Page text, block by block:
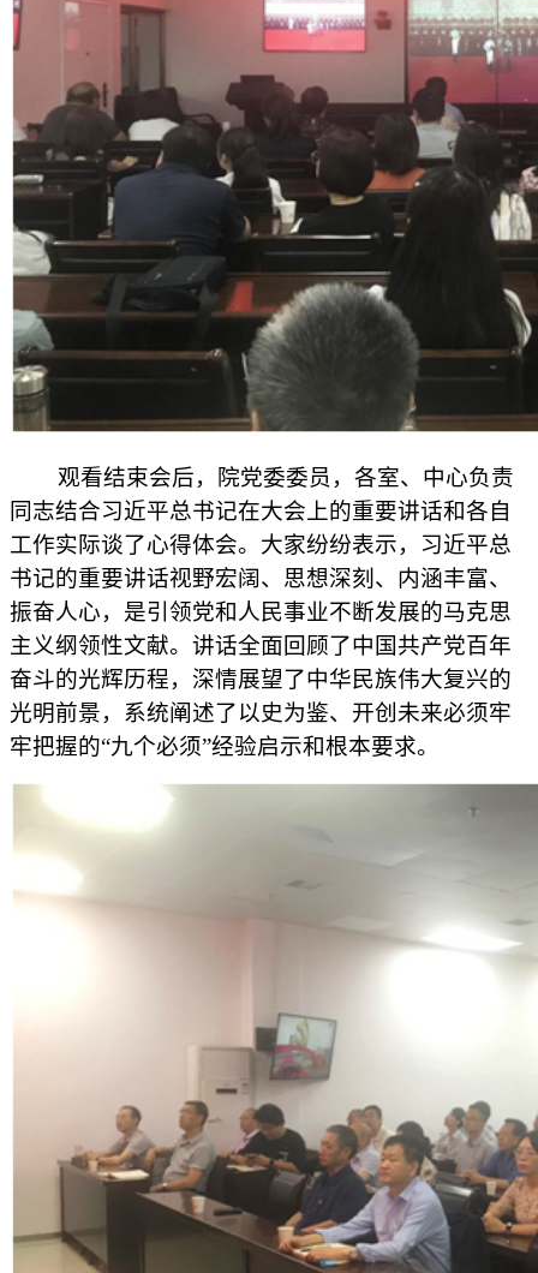
观看结束会后，院党委委员，各室、中心负责
同志结合习近平总书记在大会上的重要讲话和各自
工作实际谈了心得体会。大家纷纷表示，习近平总
书记的重要讲话视野宏阔、思想深刻、内涵丰富、
振奋人心，是引领党和人民事业不断发展的马克思
主义纲领性文献。讲话全面回顾了中国共产党百年
奋斗的光辉历程，深情展望了中华民族伟大复兴的
光明前景，系统阐述了以史为鉴、开创未来必须牢
牢把握的“九个必须”经验启示和根本要求。